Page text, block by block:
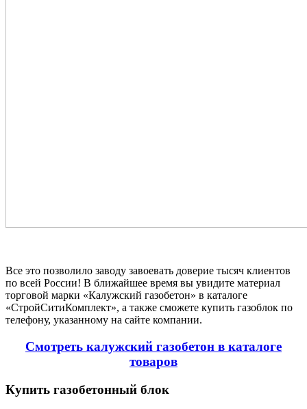
Все это позволило заводу завоевать доверие тысяч клиентов
по всей России! В ближайшее время вы увидите материал
торговой марки «Калужский газобетон» в каталоге
«СтройСитиКомплект», а также сможете купить газоблок по
телефону, указанному на сайте компании.
Смотреть калужский газобетон в каталоге
товаров
Купить газобетонный блок